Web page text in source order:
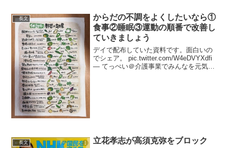
長文
からだの不調をよくしたいなら①
食事②睡眠③運動の順番で改善し
ていきましょう
デイで配布していた資料です。面白いの
でシェア。 pic.twitter.com/W4eDVYXdfi
— てっぺい＠介護事業でみんなを元気に
長文 立花孝志が高須克弥をブロック